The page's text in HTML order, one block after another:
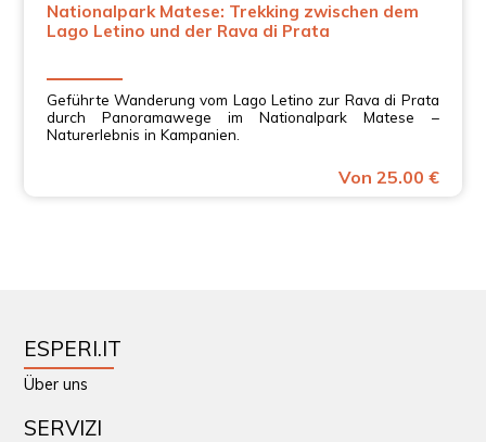
Nationalpark Matese: Trekking zwischen dem
Lago Letino und der Rava di Prata
Geführte Wanderung vom Lago Letino zur Rava di Prata
durch Panoramawege im Nationalpark Matese –
Naturerlebnis in Kampanien.
Von 25.00 €
ESPERI.IT
Über uns
SERVIZI